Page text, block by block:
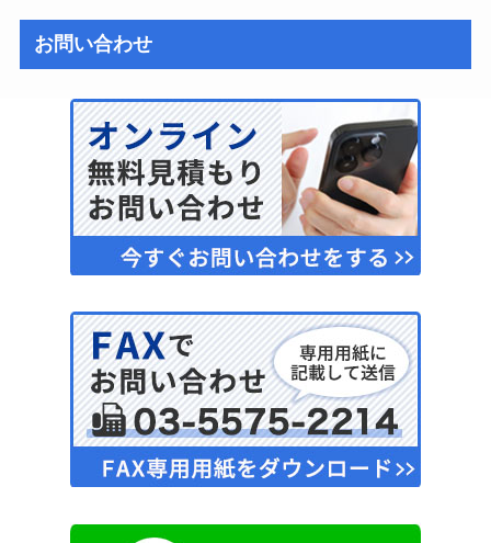
お問い合わせ